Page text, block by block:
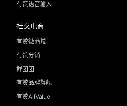
有赞语音输入
社交电商
有赞微商城
有赞分销
群团团
有赞品牌旗舰
有赞AllValue